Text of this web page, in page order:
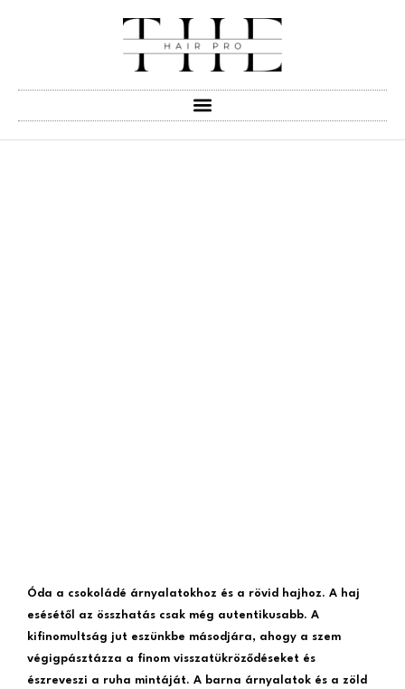
Óda a csokoládé árnyalatokhoz és a rövid hajhoz. A haj
esésétől az összhatás csak még autentikusabb. A
kifinomultság jut eszünkbe másodjára, ahogy a szem
végigpásztázza a finom visszatükröződéseket és
észreveszi a ruha mintáját. A barna árnyalatok és a zöld